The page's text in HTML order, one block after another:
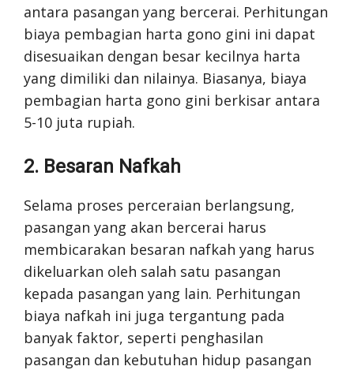
antara pasangan yang bercerai. Perhitungan
biaya pembagian harta gono gini ini dapat
disesuaikan dengan besar kecilnya harta
yang dimiliki dan nilainya. Biasanya, biaya
pembagian harta gono gini berkisar antara
5-10 juta rupiah.
2. Besaran Nafkah
Selama proses perceraian berlangsung,
pasangan yang akan bercerai harus
membicarakan besaran nafkah yang harus
dikeluarkan oleh salah satu pasangan
kepada pasangan yang lain. Perhitungan
biaya nafkah ini juga tergantung pada
banyak faktor, seperti penghasilan
pasangan dan kebutuhan hidup pasangan